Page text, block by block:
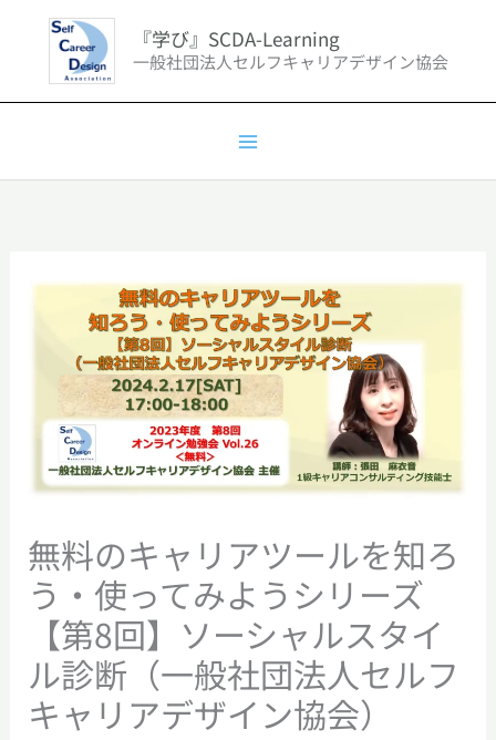
ス
『学び』SCDA-Learning
一般社団法人セルフキャリアデザイン協会
無料のキャリアツールを知ろ
う・使ってみようシリーズ
【第8回】ソーシャルスタイ
ル診断（一般社団法人セルフ
キャリアデザイン協会）